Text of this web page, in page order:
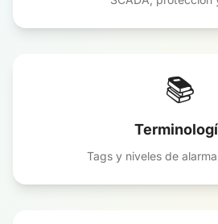
📚
Tags y niveles de